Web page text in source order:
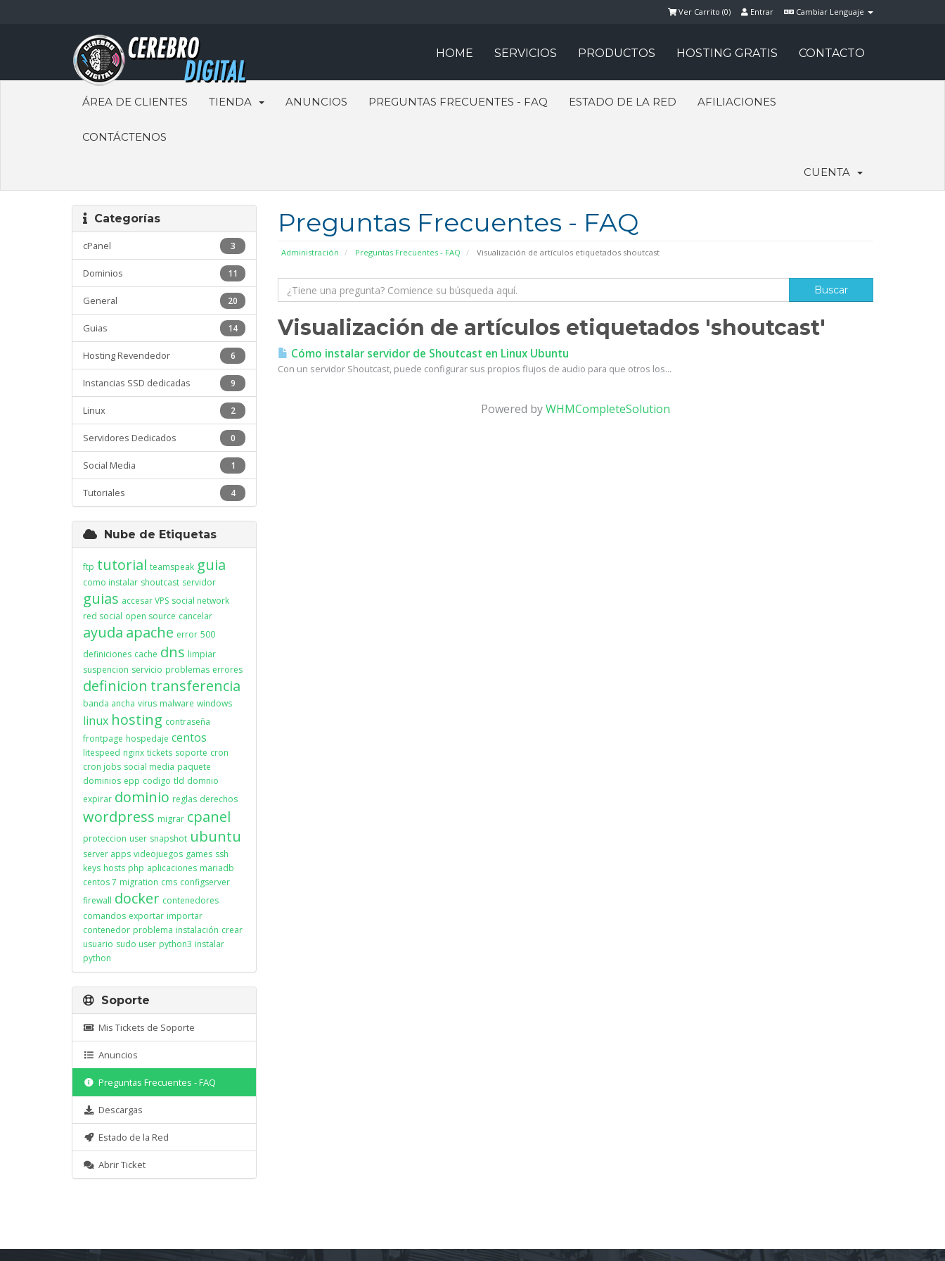
Cambiar Lenguaje
Entrar
Ver Carrito (0)
HOME SERVICIOS PRODUCTOS HOSTING GRATIS CONTACTO
ÁREA DE CLIENTES TIENDA ANUNCIOS PREGUNTAS FRECUENTES - FAQ ESTADO DE LA RED AFILIACIONES
CONTÁCTENOS
CUENTA
Preguntas Frecuentes - FAQ
Administración Preguntas Frecuentes - FAQ Visualización de artículos etiquetados shoutcast
Categorías
3
cPanel
11
Dominios
20
General
14
Guias
6
Hosting Revendedor
9
Instancias SSD dedicadas
2
Linux
0
Servidores Dedicados
1
Social Media
4
Tutoriales
Visualización de artículos etiquetados 'shoutcast'
Cómo instalar servidor de Shoutcast en Linux Ubuntu
Con un servidor Shoutcast, puede configurar sus propios flujos de audio para que otros los...
Powered byWHMCompleteSolution
Nube de Etiquetas
ftp tutorial teamspeak guia
como instalar shoutcast servidor
guias accesar VPS social network
red social open source cancelar
ayuda apache error 500
definiciones cache dns limpiar
suspencion servicio problemas errores
definicion transferencia
banda ancha virus malware windows
linux hosting contraseña
frontpage hospedaje centos
litespeed nginx tickets soporte cron
cron jobs social media paquete
dominios epp codigo tld domnio
expirar dominio reglas derechos
wordpress migrar cpanel
proteccion user snapshot ubuntu
server apps videojuegos games ssh
keys hosts php aplicaciones mariadb
centos 7 migration cms configserver
firewall docker contenedores
comandos exportar importar
contenedor problema instalación crear
usuario sudo user python3 instalar
python
Soporte
Mis Tickets de Soporte
Anuncios
Preguntas Frecuentes - FAQ
Descargas
Estado de la Red
Abrir Ticket